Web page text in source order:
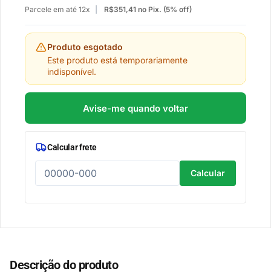
Parcele em até 12x R$351,41 no Pix. (5% off)
Produto esgotado
Este produto está temporariamente
indisponível.
Avise-me quando voltar
Calcular frete
Calcular
Descrição do produto